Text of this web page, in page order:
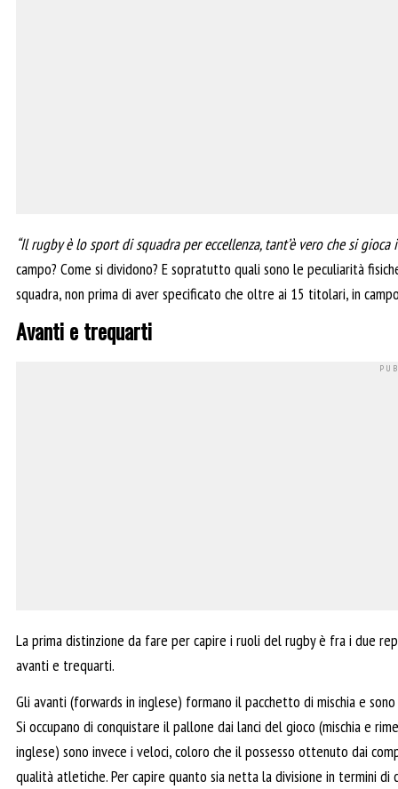
“Il rugby è lo sport di squadra per eccellenza, tant’è vero che si gioca
campo? Come si dividono? E sopratutto quali sono le peculiarità
squadra, non prima di aver specificato che oltre ai 15 titolari, in
Avanti e trequarti
La prima distinzione da fare per capire i ruoli del rugby è fra i due
avanti e trequarti.
Gli avanti (forwards in inglese) formano il pacchetto di mischia e
Si occupano di conquistare il pallone dai lanci del gioco (mischia e
inglese) sono invece i veloci, coloro che il possesso ottenuto dai
qualità atletiche. Per capire quanto sia netta la divisione in termini